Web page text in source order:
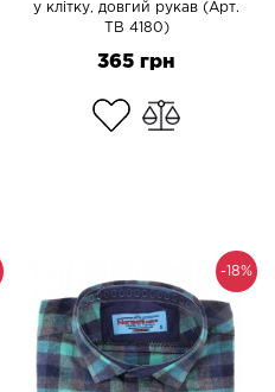
у клітку, довгий рукав (Арт.
TB 4180)
365 грн
-18%